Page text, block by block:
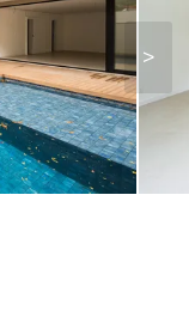
>